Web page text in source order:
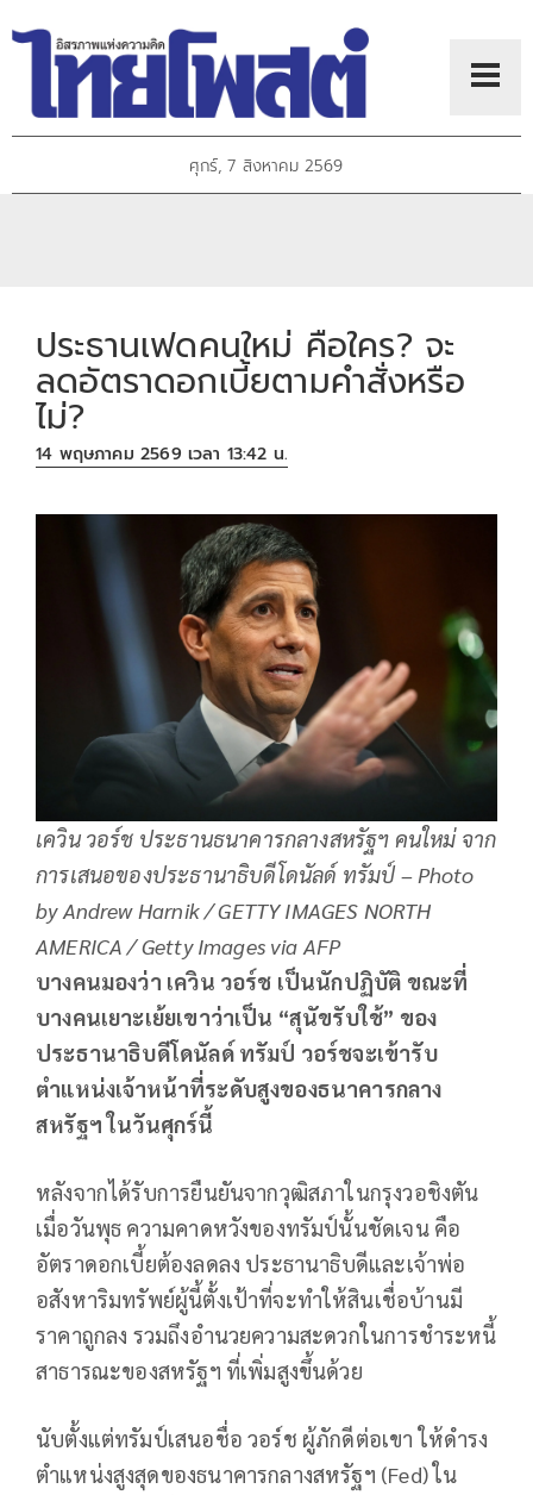
ศุกร์, 7 สิงหาคม 2569
ประธานเฟดคนใหม่ คือใคร? จะ
ลดอัตราดอกเบี้ยตามคำสั่งหรือ
ไม่?
14 พฤษภาคม 2569 เวลา 13:42 น.
เควิน วอร์ช ประธานธนาคารกลางสหรัฐฯ คนใหม่ จาก
การเสนอของประธานาธิบดีโดนัลด์ ทรัมป์ – Photo
by Andrew Harnik / GETTY IMAGES NORTH
AMERICA / Getty Images via AFP
บางคนมองว่า เควิน วอร์ช เป็นนักปฏิบัติ ขณะที่
บางคนเยาะเย้ยเขาว่าเป็น “สุนัขรับใช้” ของ
ประธานาธิบดีโดนัลด์ ทรัมป์ วอร์ชจะเข้ารับ
ตำแหน่งเจ้าหน้าที่ระดับสูงของธนาคารกลาง
สหรัฐฯ ในวันศุกร์นี้
หลังจากได้รับการยืนยันจากวุฒิสภาในกรุงวอชิงตัน
เมื่อวันพุธ ความคาดหวังของทรัมป์นั้นชัดเจน คือ
อัตราดอกเบี้ยต้องลดลง ประธานาธิบดีและเจ้าพ่อ
อสังหาริมทรัพย์ผู้นี้ตั้งเป้าที่จะทำให้สินเชื่อบ้านมี
ราคาถูกลง รวมถึงอำนวยความสะดวกในการชำระหนี้
สาธารณะของสหรัฐฯ ที่เพิ่มสูงขึ้นด้วย
นับตั้งแต่ทรัมป์เสนอชื่อ วอร์ช ผู้ภักดีต่อเขา ให้ดำรง
ตำแหน่งสูงสุดของธนาคารกลางสหรัฐฯ (Fed) ใน